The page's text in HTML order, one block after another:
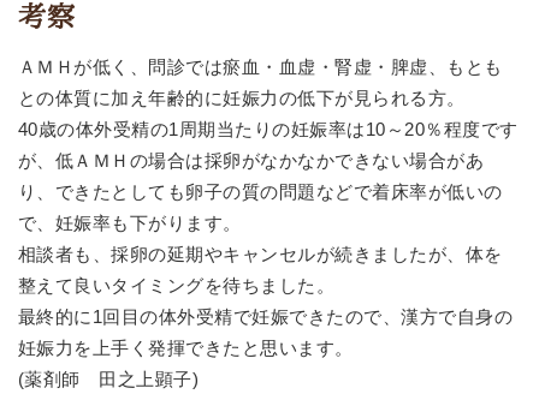
考察
ＡＭＨが低く、問診では瘀血・血虚・腎虚・脾虚、もとも
との体質に加え年齢的に妊娠力の低下が見られる方。
40歳の体外受精の1周期当たりの妊娠率は10～20％程度です
が、低ＡＭＨの場合は採卵がなかなかできない場合があ
り、できたとしても卵子の質の問題などで着床率が低いの
で、妊娠率も下がります。
相談者も、採卵の延期やキャンセルが続きましたが、体を
整えて良いタイミングを待ちました。
最終的に1回目の体外受精で妊娠できたので、漢方で自身の
妊娠力を上手く発揮できたと思います。
(薬剤師 田之上顕子)